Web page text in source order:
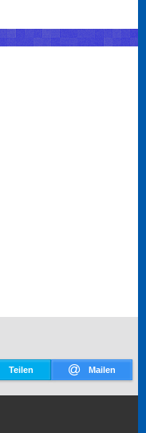
Teilen Mailen